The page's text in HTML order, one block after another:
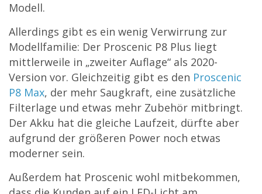
Modell.
Allerdings gibt es ein wenig Verwirrung zur
Modellfamilie: Der Proscenic P8 Plus liegt
mittlerweile in „zweiter Auflage“ als 2020-
Version vor. Gleichzeitig gibt es den Proscenic
P8 Max, der mehr Saugkraft, eine zusätzliche
Filterlage und etwas mehr Zubehör mitbringt.
Der Akku hat die gleiche Laufzeit, dürfte aber
aufgrund der größeren Power noch etwas
moderner sein.
Außerdem hat Proscenic wohl mitbekommen,